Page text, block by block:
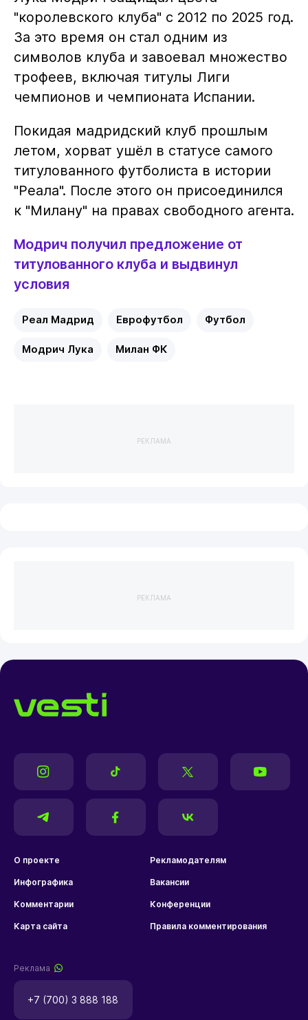
"королевского клуба" с 2012 по 2025 год.
За это время он стал одним из
символов клуба и завоевал множество
трофеев, включая титулы Лиги
чемпионов и чемпионата Испании.
Покидая мадридский клуб прошлым
летом, хорват ушёл в статусе самого
титулованного футболиста в истории
"Реала". После этого он присоединился
к "Милану" на правах свободного агента.
Модрич получил предложение от
титулованного клуба и выдвинул
условия
Реал Мадрид Еврофутбол Футбол
Модрич Лука Милан ФК
РЕКЛАМА
РЕКЛАМА
О проекте Рекламодателям
Инфографика Вакансии
Комментарии Конференции
Карта сайта Правила комментирования
Реклама
+7 (700) 3 888 188